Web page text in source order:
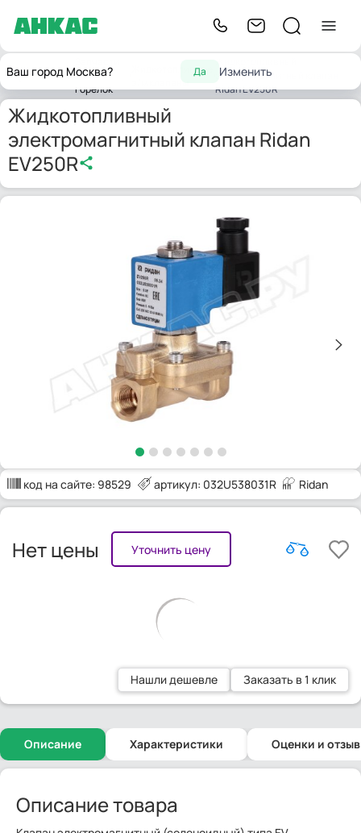
Ваш город Москва? Да Изменить
Главнаядля
горелок
Жидкотопливные
электромагнитный клапан
Ridan EV250R
Жидкотопливный
электромагнитный клапан Ridan
EV250R
код на сайте: 98529 артикул: 032U538031R Ridan
Нет цены Уточнить цену
Нашли дешевле Заказать в 1 клик
Описание Характеристики Оценки и
Описание товара